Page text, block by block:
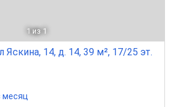
1 из 1
Яскина, 14, д. 14, 39 м², 17/25 эт.
месяц